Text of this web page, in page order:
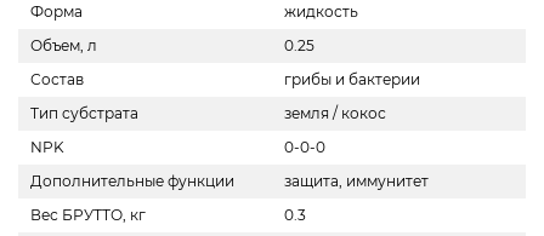
Форма
жидкость
Объем, л
0.25
Состав
грибы и бактерии
Тип субстрата
земля / кокос
NPK
0-0-0
Дополнительные функции
защита, иммунитет
Вес БРУТТО, кг
0.3